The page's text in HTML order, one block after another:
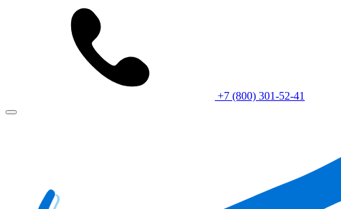
+7 (800) 301-52-41